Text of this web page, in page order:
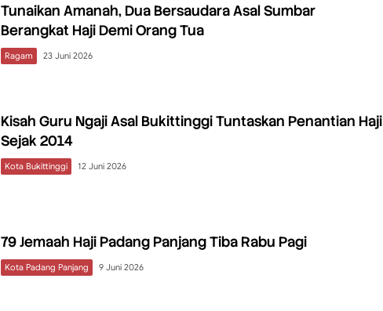
Tunaikan Amanah, Dua Bersaudara Asal Sumbar
Berangkat Haji Demi Orang Tua
Ragam 23 Juni 2026
Kisah Guru Ngaji Asal Bukittinggi Tuntaskan Penantian Haji
Sejak 2014
Kota Bukittinggi 12 Juni 2026
79 Jemaah Haji Padang Panjang Tiba Rabu Pagi
Kota Padang Panjang 9 Juni 2026